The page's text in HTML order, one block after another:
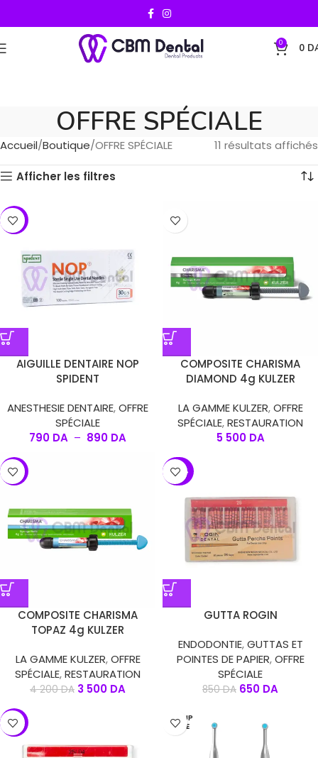
0 0
OFFRE SPÉCIALE
Accueil Boutique OFFRE SPÉCIALE 11 résultats affichés
Afficher les filtres
-17%
AIGUILLE DENTAIRE NOP
SPIDENT
ANESTHESIE DENTAIRE,OFFRE
SPÉCIALE
790 DA – 890 DA
COMPOSITE CHARISMA
DIAMOND 4g KULZER
LA GAMME KULZER,OFFRE
SPÉCIALE,RESTAURATION
5 500 DA
-17%
COMPOSITE CHARISMA
TOPAZ 4g KULZER
LA GAMME KULZER,OFFRE
SPÉCIALE,RESTAURATION
4 200DA 3 500 DA
-24%
GUTTA ROGIN
ENDODONTIE,GUTTAS ET
POINTES DE PAPIER,OFFRE
SPÉCIALE
850DA 650 DA
-21%
EN RUP
TURE